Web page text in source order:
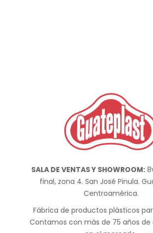
SALA DE VENTAS Y SHOWROOM:
final, zona 4. San José Pinula.
Centroamérica.
Fábrica de productos plásticos
Contamos con más de 75 años de